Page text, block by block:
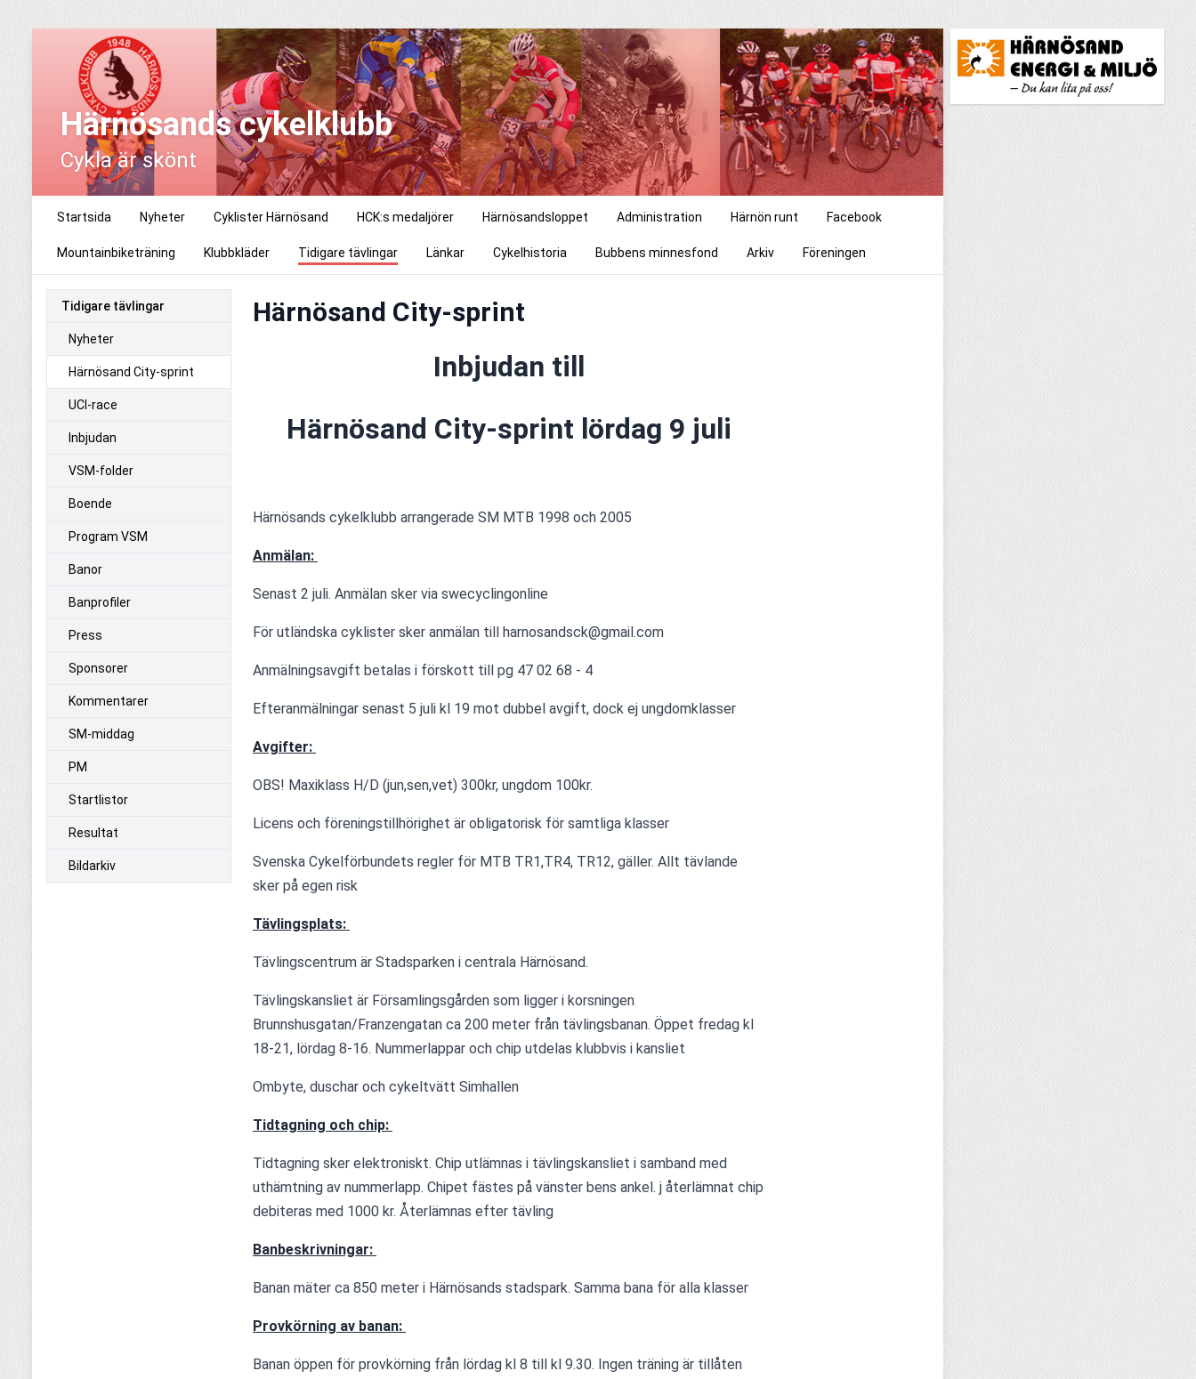
Härnösands cykelklubb
Cykla är skönt
Startsida Nyheter Cyklister Härnösand HCK:s medaljörer Härnösandsloppet Administration Härnön runt Facebook
Mountainbiketräning Klubbkläder Tidigare tävlingar Länkar Cykelhistoria Bubbens minnesfond Arkiv Föreningen
Tidigare tävlingar
Nyheter
Härnösand City-sprint
UCI-race
Inbjudan
VSM-folder
Boende
Program VSM
Banor
Banprofiler
Press
Sponsorer
Kommentarer
SM-middag
PM
Startlistor
Resultat
Bildarkiv
Härnösand City-sprint
Inbjudan till
Härnösand City-sprint lördag 9 juli
Härnösands cykelklubb arrangerade SM MTB 1998 och 2005
Anmälan:
Senast 2 juli. Anmälan sker via swecyclingonline
För utländska cyklister sker anmälan till harnosandsck@gmail.com
Anmälningsavgift betalas i förskott till pg 47 02 68 - 4
Efteranmälningar senast 5 juli kl 19 mot dubbel avgift, dock ej ungdomklasser
Avgifter:
OBS! Maxiklass H/D (jun,sen,vet) 300kr, ungdom 100kr.
Licens och föreningstillhörighet är obligatorisk för samtliga klasser
Svenska Cykelförbundets regler för MTB TR1,TR4, TR12, gäller. Allt tävlande
sker på egen risk
Tävlingsplats:
Tävlingscentrum är Stadsparken i centrala Härnösand.
Tävlingskansliet är Församlingsgården som ligger i korsningen
Brunnshusgatan/Franzengatan ca 200 meter från tävlingsbanan. Öppet fredag kl
18-21, lördag 8-16. Nummerlappar och chip utdelas klubbvis i kansliet
Ombyte, duschar och cykeltvätt Simhallen
Tidtagning och chip:
Tidtagning sker elektroniskt. Chip utlämnas i tävlingskansliet i samband med
uthämtning av nummerlapp. Chipet fästes på vänster bens ankel. j återlämnat chip
debiteras med 1000 kr. Återlämnas efter tävling
Banbeskrivningar:
Banan mäter ca 850 meter i Härnösands stadspark. Samma bana för alla klasser
Provkörning av banan:
Banan öppen för provkörning från lördag kl 8 till kl 9.30. Ingen träning är tillåten